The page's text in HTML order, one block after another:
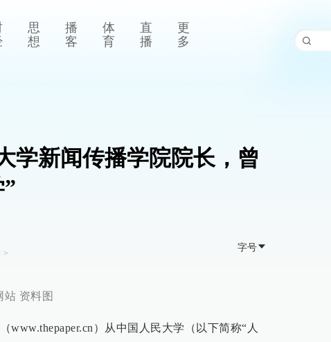
思
想
播
客
体
育
直
播
更
多
学新闻传播学院院长，曾
>
字号
资料图
www.thepaper.cn）从中国人民大学（以下简称“人